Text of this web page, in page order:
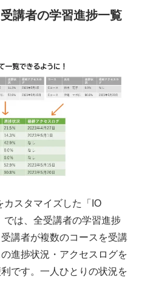
講者の学習進捗一覧
カスタマイズした「IO
では、全受講者の学習進捗
講者が複数のコースを受講
進捗状況・アクセスログを
です。一人ひとりの状況を